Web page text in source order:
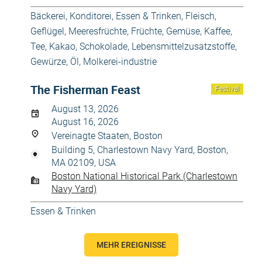
Bäckerei, Konditorei, Essen & Trinken, Fleisch,
Geflügel, Meeresfrüchte, Früchte, Gemüse, Kaffee,
Tee, Kakao, Schokolade, Lebensmittelzusatzstoffe,
Gewürze, Öl, Molkerei-industrie
Festival
The Fisherman Feast
August 13, 2026
August 16, 2026
Vereinagte Staaten, Boston
Building 5, Charlestown Navy Yard, Boston,
MA 02109, USA
Boston National Historical Park (Charlestown
Navy Yard)
Essen & Trinken
MEHR EREIGNISSE